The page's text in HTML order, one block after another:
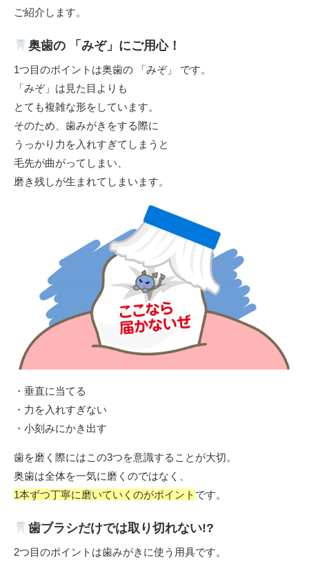
ご紹介します。
奥歯の 「みぞ」にご用心！
1つ目のポイントは奥歯の 「みぞ」 です。
「みぞ」は見た目よりも
とても複雑な形をしています。
そのため、歯みがきをする際に
うっかり力を入れすぎてしまうと
毛先が曲がってしまい、
磨き残しが生まれてしまいます。
・垂直に当てる
・力を入れすぎない
・小刻みにかき出す
歯を磨く際にはこの3つを意識することが大切。
奥歯は全体を一気に磨くのではなく、
1本ずつ丁寧に磨いていくのがポイント です。
歯ブラシだけでは取り切れない!?
2つ目のポイントは歯みがきに使う用具です。